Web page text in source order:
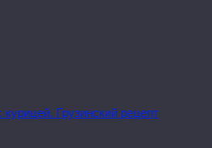
Грузинский рецепт